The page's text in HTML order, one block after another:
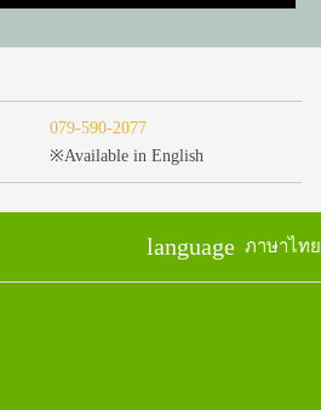
079-590-2077
※Available in English
language ภาษาไทย